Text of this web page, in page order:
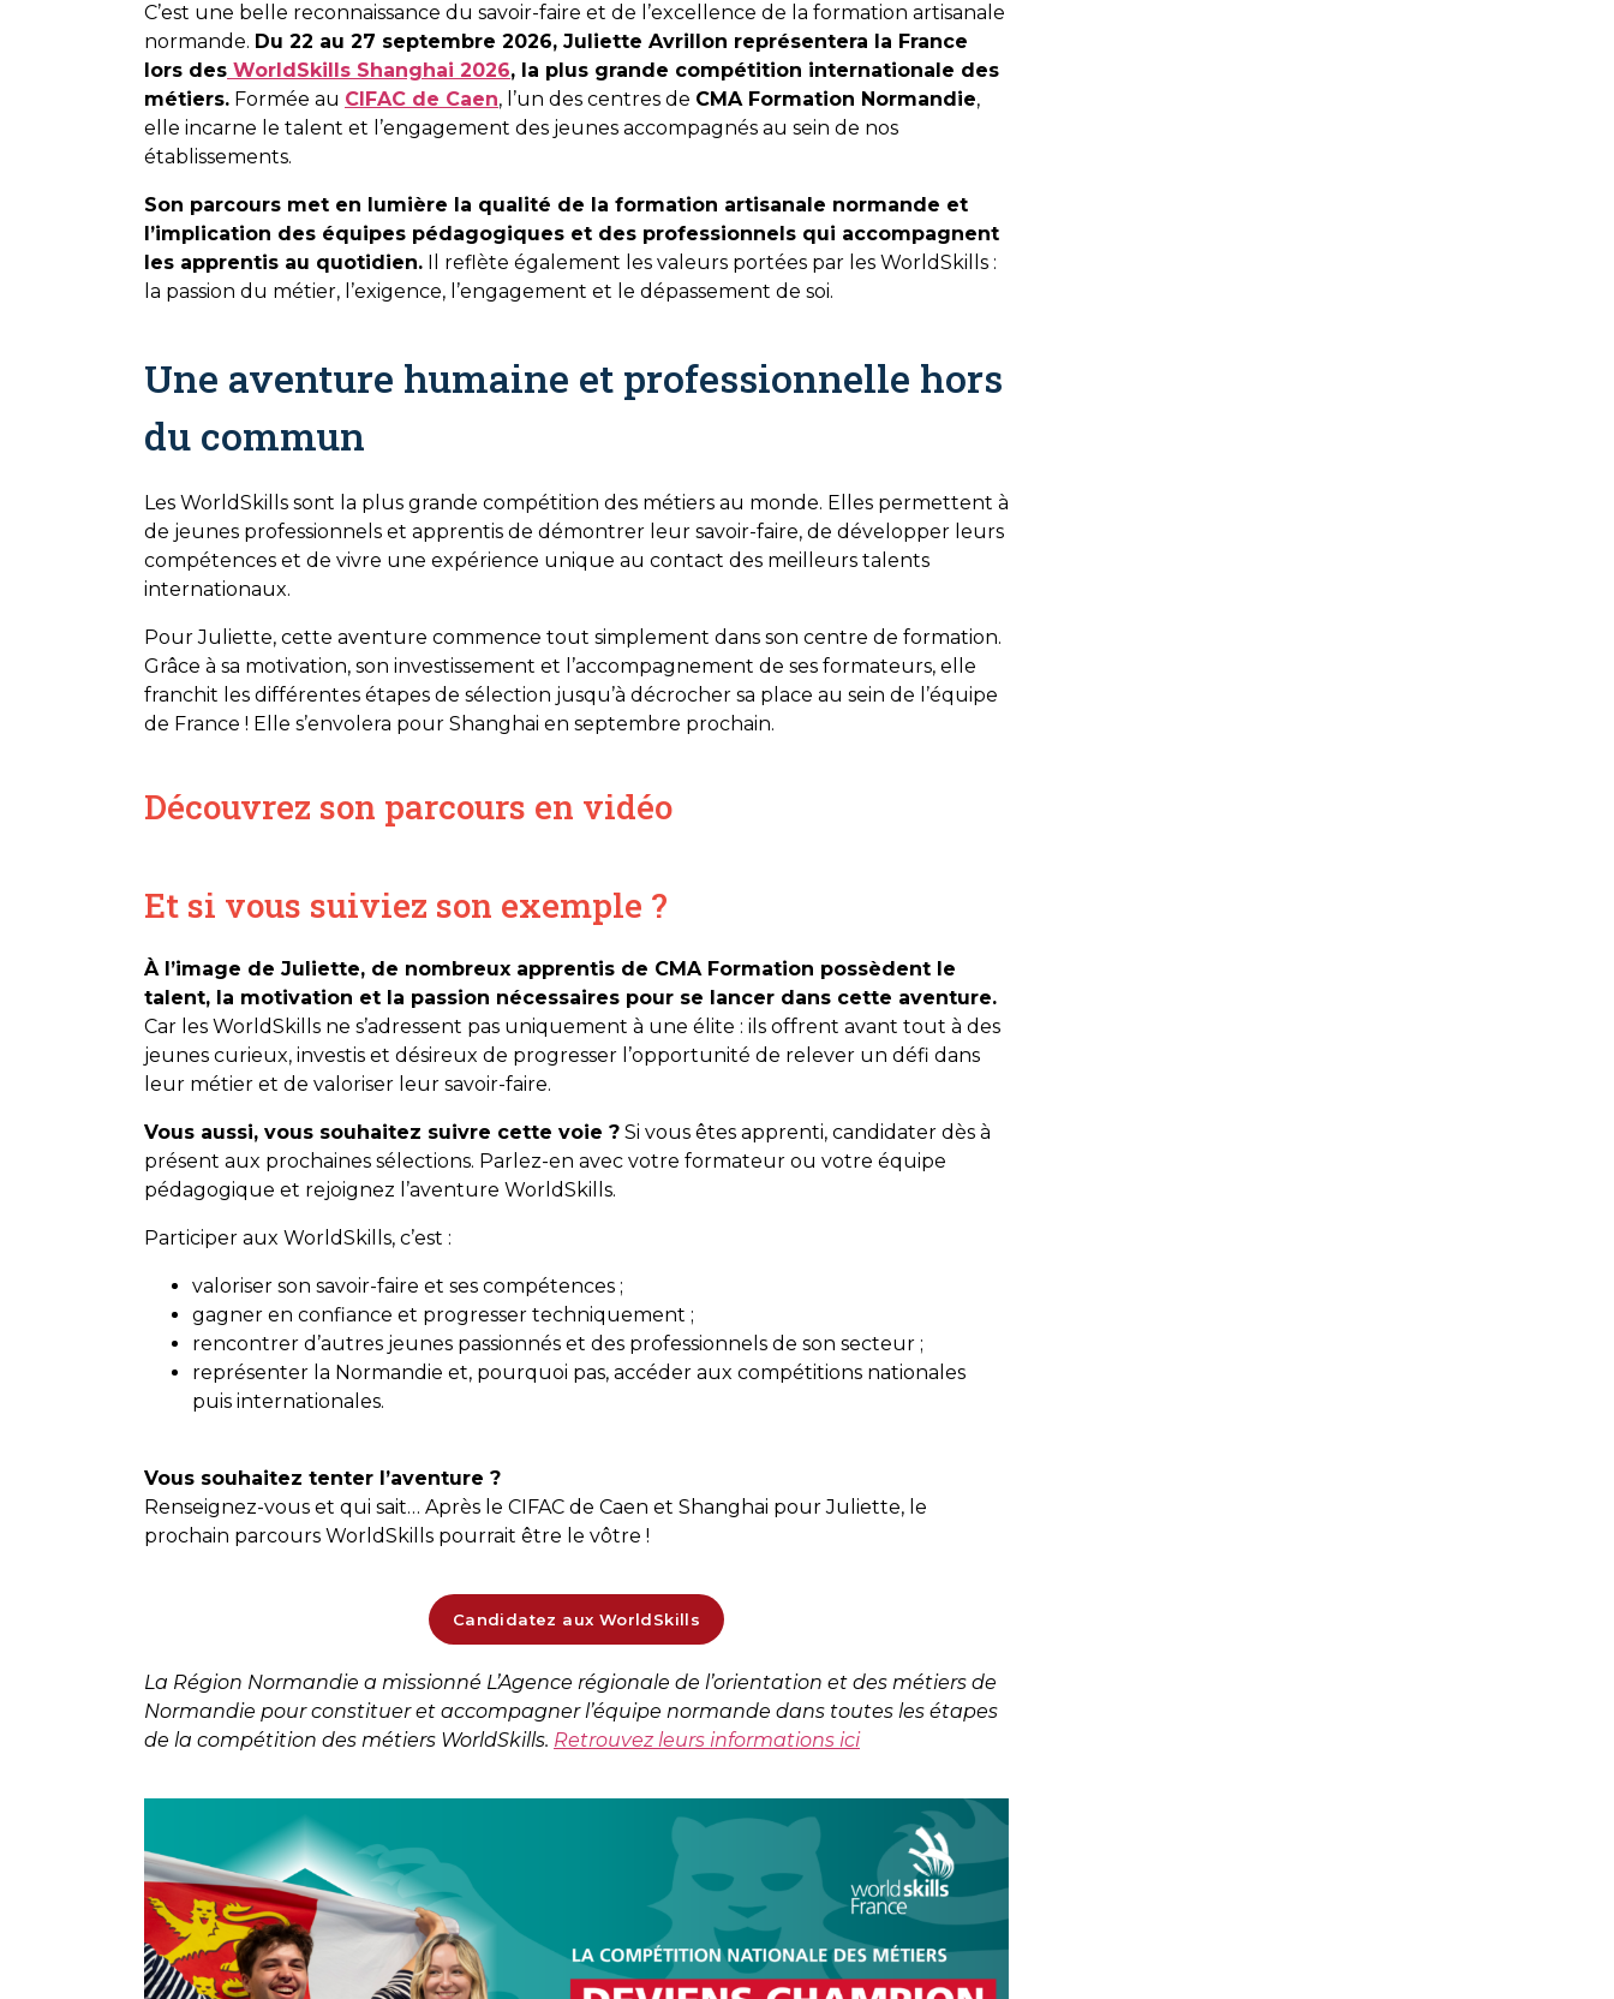
C’est une belle reconnaissance du savoir-faire et de l’excellence de la formation artisanale
normande. Du 22 au 27 septembre 2026, Juliette Avrillon représentera la France
lors des WorldSkills Shanghai 2026, la plus grande compétition internationale des
métiers. Formée au CIFAC de Caen, l’un des centres de CMA Formation Normandie,
elle incarne le talent et l’engagement des jeunes accompagnés au sein de nos
établissements.
Son parcours met en lumière la qualité de la formation artisanale normande et
l’implication des équipes pédagogiques et des professionnels qui accompagnent
les apprentis au quotidien. Il reflète également les valeurs portées par les WorldSkills :
la passion du métier, l’exigence, l’engagement et le dépassement de soi.
Une aventure humaine et professionnelle hors
du commun
Les WorldSkills sont la plus grande compétition des métiers au monde. Elles permettent à
de jeunes professionnels et apprentis de démontrer leur savoir-faire, de développer leurs
compétences et de vivre une expérience unique au contact des meilleurs talents
internationaux.
Pour Juliette, cette aventure commence tout simplement dans son centre de formation.
Grâce à sa motivation, son investissement et l’accompagnement de ses formateurs, elle
franchit les différentes étapes de sélection jusqu’à décrocher sa place au sein de l’équipe
de France ! Elle s’envolera pour Shanghai en septembre prochain.
Découvrez son parcours en vidéo
Et si vous suiviez son exemple ?
À l’image de Juliette, de nombreux apprentis de CMA Formation possèdent le
talent, la motivation et la passion nécessaires pour se lancer dans cette aventure.
Car les WorldSkills ne s’adressent pas uniquement à une élite : ils offrent avant tout à des
jeunes curieux, investis et désireux de progresser l’opportunité de relever un défi dans
leur métier et de valoriser leur savoir-faire.
Vous aussi, vous souhaitez suivre cette voie ? Si vous êtes apprenti, candidater dès à
présent aux prochaines sélections. Parlez-en avec votre formateur ou votre équipe
pédagogique et rejoignez l’aventure WorldSkills.
Participer aux WorldSkills, c’est :
valoriser son savoir-faire et ses compétences ;
gagner en confiance et progresser techniquement ;
rencontrer d’autres jeunes passionnés et des professionnels de son secteur ;
représenter la Normandie et, pourquoi pas, accéder aux compétitions nationales
puis internationales.
Vous souhaitez tenter l’aventure ?
Renseignez-vous et qui sait… Après le CIFAC de Caen et Shanghai pour Juliette, le
prochain parcours WorldSkills pourrait être le vôtre !
Candidatez aux WorldSkills
La Région Normandie a missionné L’Agence régionale de l’orientation et des métiers de
Normandie pour constituer et accompagner l’équipe normande dans toutes les étapes
de la compétition des métiers WorldSkills. Retrouvez leurs informations ici